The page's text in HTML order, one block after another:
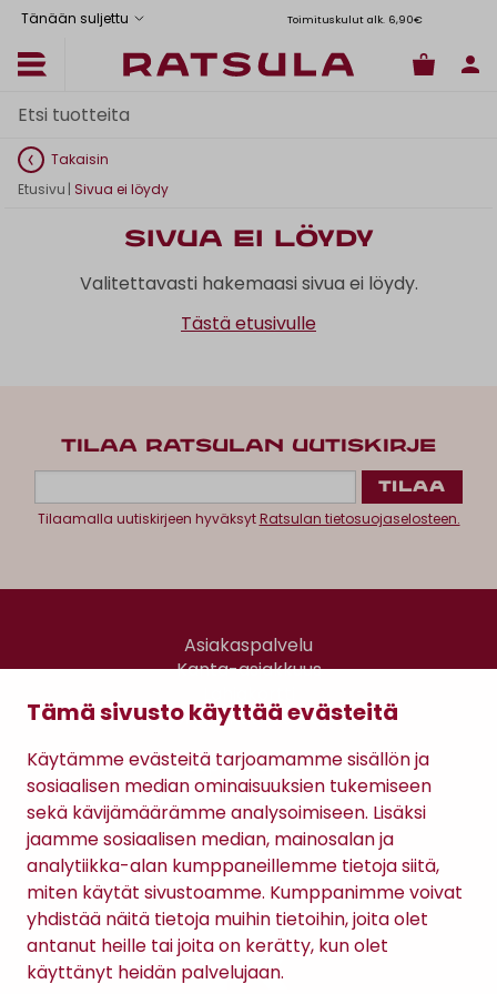
Tämä sivusto käyttää evästeitä
Käytämme evästeitä tarjoamamme sisällön ja
sosiaalisen median ominaisuuksien tukemiseen
sekä kävijämäärämme analysoimiseen. Lisäksi
jaamme sosiaalisen median, mainosalan ja
analytiikka-alan kumppaneillemme tietoja siitä,
miten käytät sivustoamme. Kumppanimme voivat
yhdistää näitä tietoja muihin tietoihin, joita olet
antanut heille tai joita on kerätty, kun olet
käyttänyt heidän palvelujaan.
Tänään suljettu Toimituskulut alk. 6,90€
Takaisin
Etusivu | Sivua ei löydy
Sivua ei löydy
Valitettavasti hakemaasi sivua ei löydy.
Tästä etusivulle
TILAA RATSULAN UUTISKIRJE
Tilaamalla uutiskirjeen hyväksytRatsulan tietosuojaselosteen.
Asiakaspalvelu
Kanta-asiakkuus
Gomee Ratsula Café
Sopimusehdot
Tietosuojaseloste
Maksutavat